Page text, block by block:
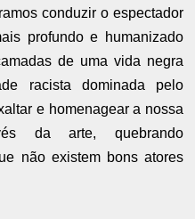
conduzir o espectador
profundo e humanizado
de uma vida negra
racista dominada pelo
e homenagear a nossa
da arte, quebrando
não existem bons atores